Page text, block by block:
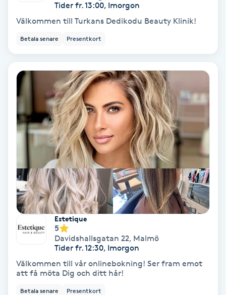
Plastikkirurgi
Powder brows
PRP (Platelet Rich Plasma)
PRX-T33
Psoriasis
Radiofrekvens
Rakning
Reflexologi
Tider fr. 13:00, Imorgon
Välkommen till Turkans Dedikodu Beauty Klinik!
Betala senare Presentkort
Estetique
5
Davidshallsgatan 22, Malmö
Tider fr. 12:30, Imorgon
Välkommen till vår onlinebokning! Ser fram emot
att få möta Dig och ditt hår!
Betala senare Presentkort